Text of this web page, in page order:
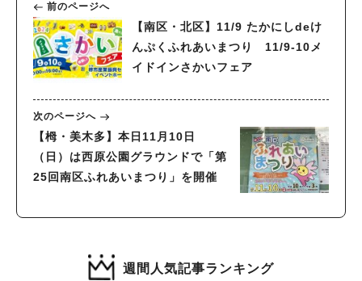
前のページへ
【南区・北区】11/9 たかにしdeけ
んぷくふれあいまつり 11/9-10メ
イドインさかいフェア
次のページへ
【栂・美木多】本日11月10日
（日）は西原公園グラウンドで「第
25回南区ふれあいまつり」を開催
週間人気記事ランキング